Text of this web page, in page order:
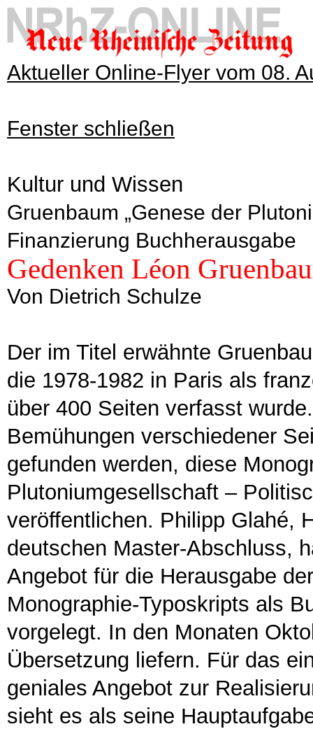
Aktueller Online-Flyer vom 08.
Fenster schließen
Kultur und Wissen
Gruenbaum „Genese der
Finanzierung Buchherausgabe
Gedenken Léon
Von Dietrich Schulze
Der im Titel erwähnte
die 1978-1982 in Paris als
über 400 Seiten verfasst
Bemühungen verschiedener
gefunden werden, diese
Plutoniumgesellschaft –
veröffentlichen. Philipp Glahé,
deutschen Master-Abschluss,
Angebot für die Herausgabe
Monographie-Typoskripts als
vorgelegt. In den Monaten
Übersetzung liefern. Für das
geniales Angebot zur
sieht es als seine